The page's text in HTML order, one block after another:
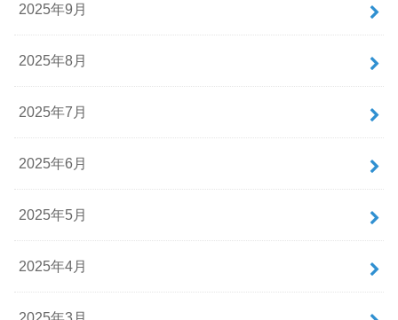
2025年9月
2025年8月
2025年7月
2025年6月
2025年5月
2025年4月